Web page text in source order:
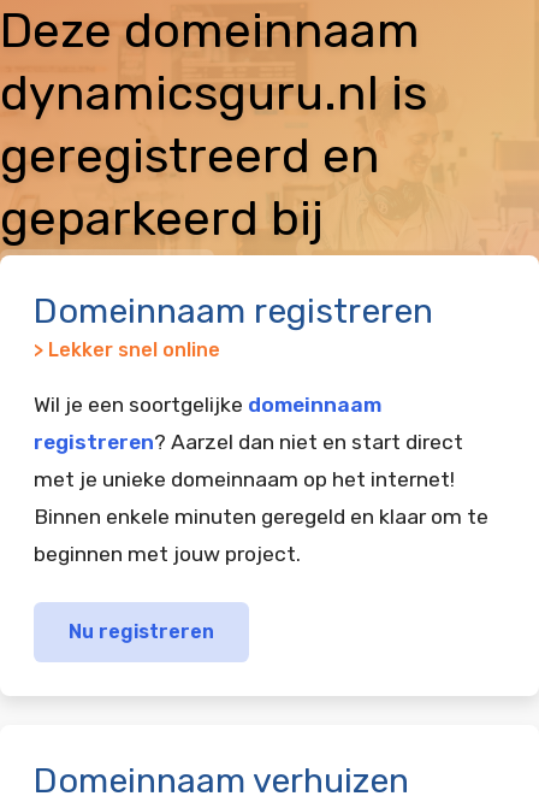
Deze domeinnaam
dynamicsguru.nl is
geregistreerd en
geparkeerd bij
Domeinnaam registreren
> Lekker snel online
Wil je een soortgelijke domeinnaam
registreren? Aarzel dan niet en start direct
met je unieke domeinnaam op het internet!
Binnen enkele minuten geregeld en klaar om te
beginnen met jouw project.
Nu registreren
Domeinnaam verhuizen